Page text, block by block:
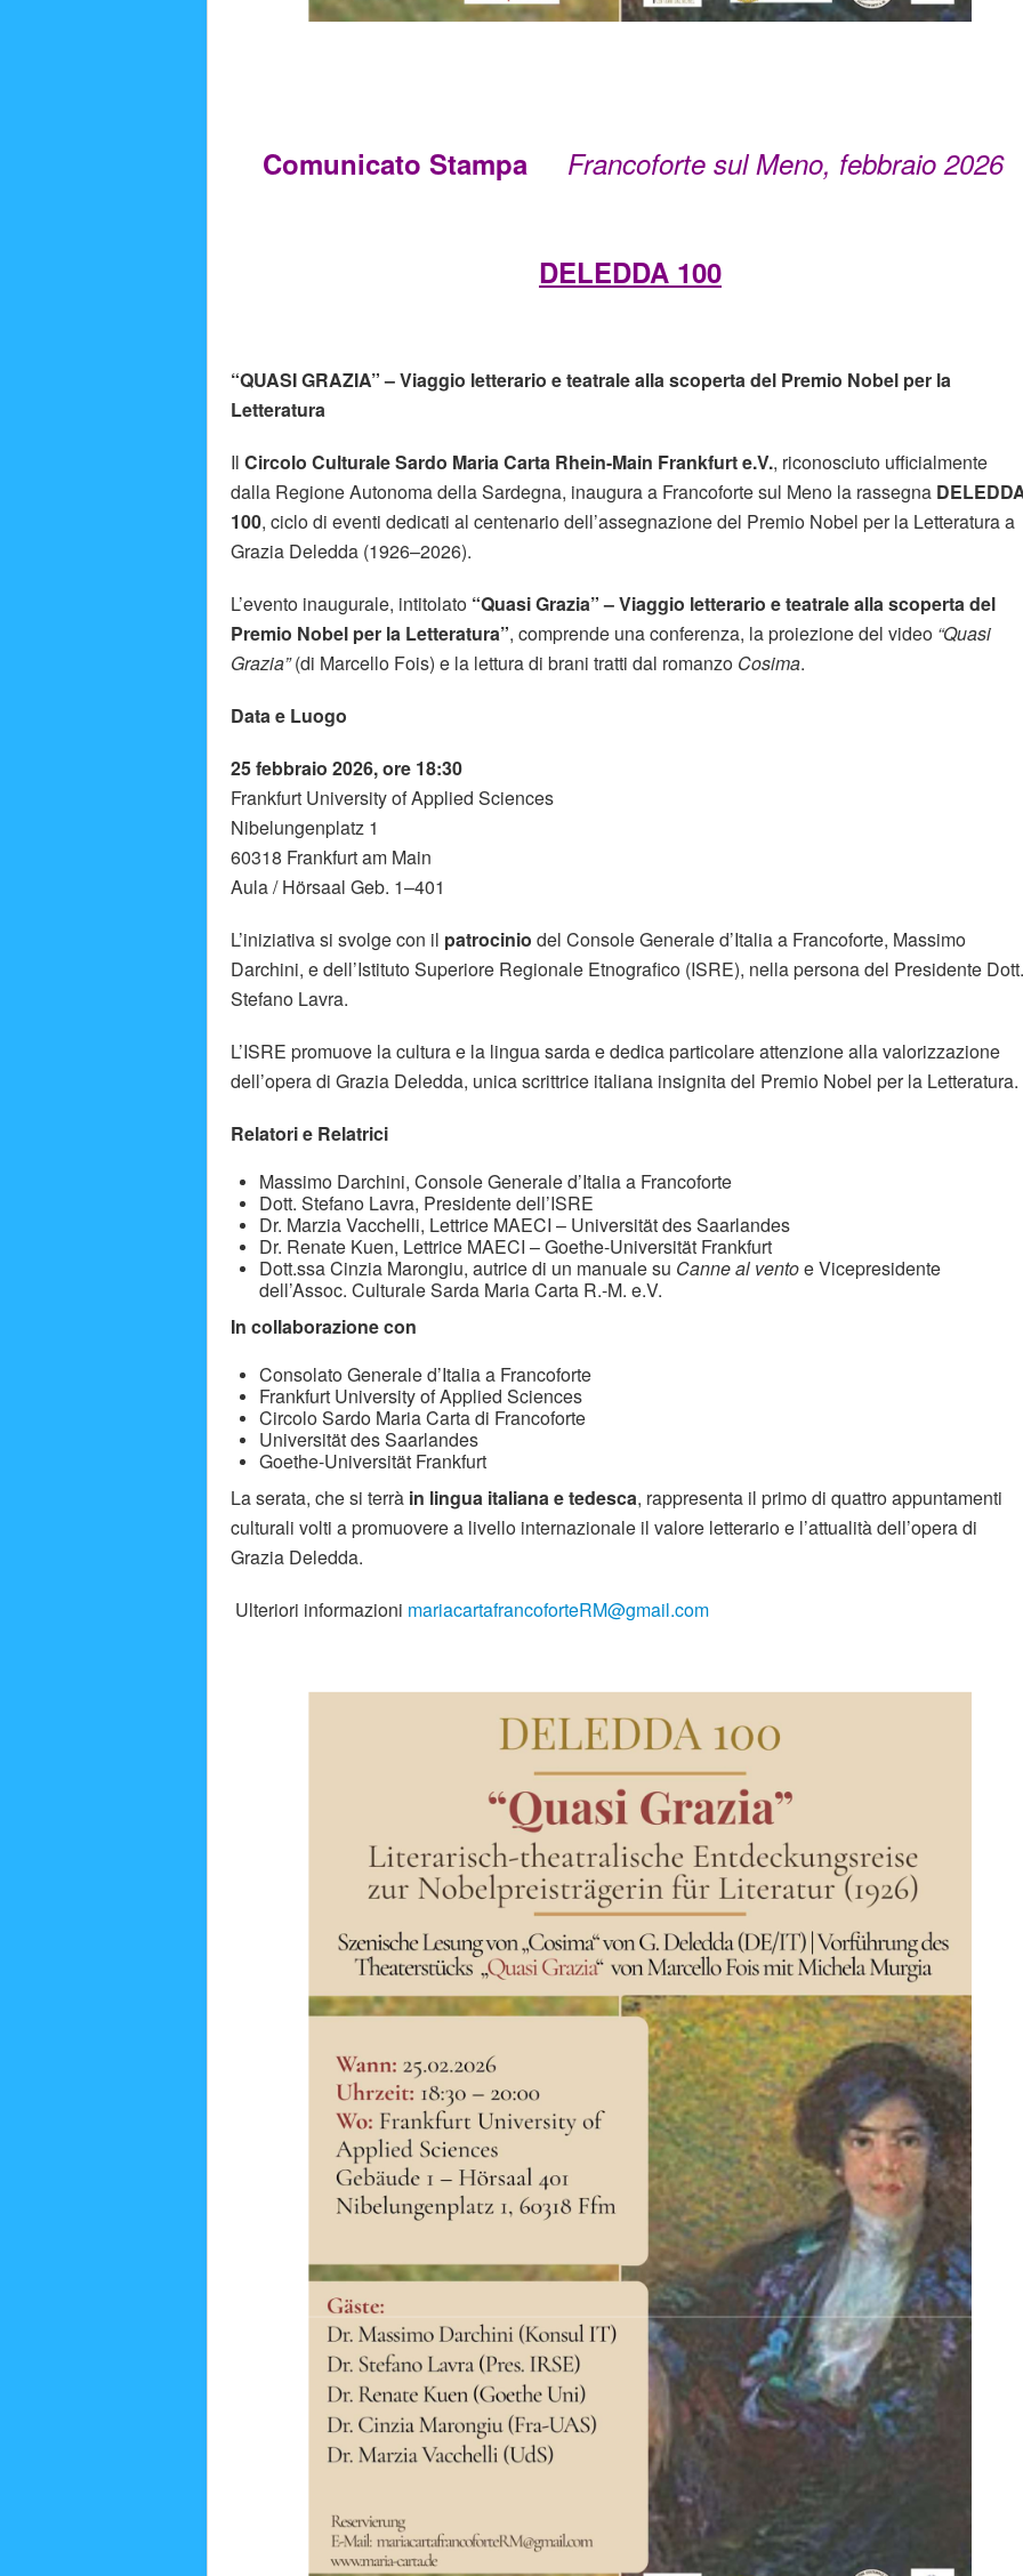
Comunicato Stampa Francoforte sul Meno, febbraio 2026
DELEDDA 100
“QUASI GRAZIA” – Viaggio letterario e teatrale alla scoperta del Premio Nobel per la
Letteratura
Il Circolo Culturale Sardo Maria Carta Rhein-Main Frankfurt e.V., riconosciuto ufficialmente
dalla Regione Autonoma della Sardegna, inaugura a Francoforte sul Meno la rassegna
100, ciclo di eventi dedicati al centenario dell’assegnazione del Premio Nobel per la Letteratura a
Grazia Deledda (1926–2026).
L’evento inaugurale, intitolato “Quasi Grazia” – Viaggio letterario e teatrale alla scoperta del
Premio Nobel per la Letteratura”, comprende una conferenza, la proiezione del video “Quasi
Grazia”(di Marcello Fois) e la lettura di brani tratti dal romanzo Cosima.
Data e Luogo
25 febbraio 2026, ore 18:30
Frankfurt University of Applied Sciences
Nibelungenplatz 1
60318 Frankfurt am Main
Aula / Hörsaal Geb. 1–401
L’iniziativa si svolge con il patrocinio del Console Generale d’Italia a Francoforte, Massimo
Darchini, e dell’Istituto Superiore Regionale Etnografico (ISRE), nella persona del Presidente Dott.
Stefano Lavra.
L’ISRE promuove la cultura e la lingua sarda e dedica particolare attenzione alla valorizzazione
dell’opera di Grazia Deledda, unica scrittrice italiana insignita del Premio Nobel per la Letteratura.
Relatori e Relatrici
Massimo Darchini, Console Generale d’Italia a Francoforte
Dott. Stefano Lavra, Presidente dell’ISRE
Dr. Marzia Vacchelli, Lettrice MAECI – Universität des Saarlandes
Dr. Renate Kuen, Lettrice MAECI – Goethe-Universität Frankfurt
Dott.ssa Cinzia Marongiu, autrice di un manuale su Canne al ventoe Vicepresidente
dell’Assoc. Culturale Sarda Maria Carta R.-M. e.V.
In collaborazione con
Consolato Generale d’Italia a Francoforte
Frankfurt University of Applied Sciences
Circolo Sardo Maria Carta di Francoforte
Universität des Saarlandes
Goethe-Universität Frankfurt
La serata, che si terrà in lingua italiana e tedesca, rappresenta il primo di quattro appuntamenti
culturali volti a promuovere a livello internazionale il valore letterario e l’attualità dell’opera di
Grazia Deledda.
Ulteriori informazioni mariacartafrancoforteRM@gmail.com